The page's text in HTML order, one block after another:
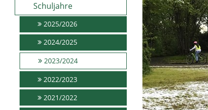
Schuljahre
2025/2026
2024/2025
2023/2024
2022/2023
2021/2022